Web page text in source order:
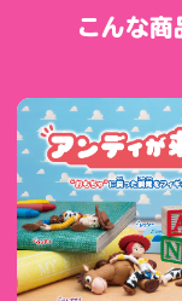
こんな商